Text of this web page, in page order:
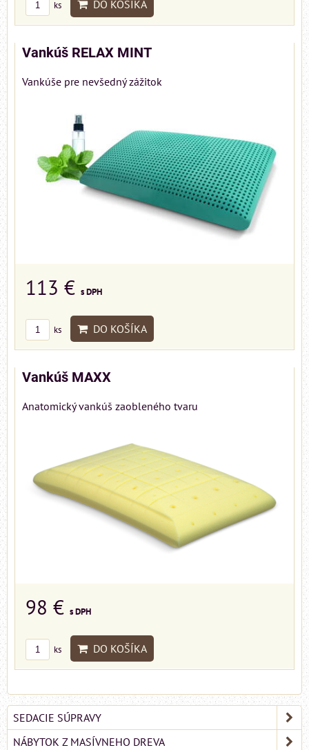
ks DO KOŠÍKA
Vankúš RELAX MINT
Vankúše pre nevšedný zážitok
113 € s DPH
ks DO KOŠÍKA
Vankúš MAXX
Anatomický vankúš zaobleného tvaru
98 € s DPH
ks DO KOŠÍKA
SEDACIE SÚPRAVY
NÁBYTOK Z MASÍVNEHO DREVA